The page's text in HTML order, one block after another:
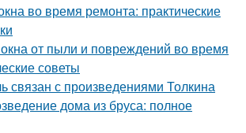
во время ремонта: практические
от пыли и повреждений во время
советы
связан с произведениями Толкина
дома из бруса: полное